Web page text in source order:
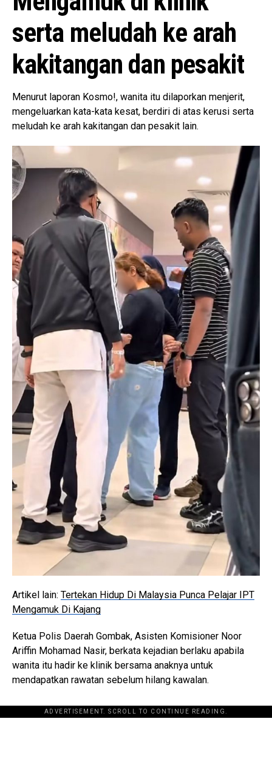
serta meludah ke arah
kakitangan dan pesakit
Menurut laporan Kosmo!, wanita itu dilaporkan menjerit,
mengeluarkan kata-kata kesat, berdiri di atas kerusi serta
meludah ke arah kakitangan dan pesakit lain.
Artikel lain: Tertekan Hidup Di Malaysia Punca Pelajar IPT
Mengamuk Di Kajang
Ketua Polis Daerah Gombak, Asisten Komisioner Noor
Ariffin Mohamad Nasir, berkata kejadian berlaku apabila
wanita itu hadir ke klinik bersama anaknya untuk
mendapatkan rawatan sebelum hilang kawalan.
ADVERTISEMENT. SCROLL TO CONTINUE READING.